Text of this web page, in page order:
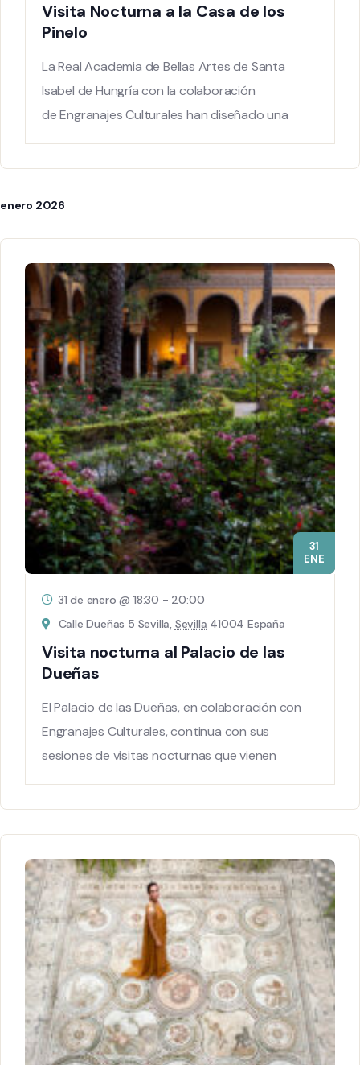
Visita Nocturna a la Casa de los
Pinelo
La Real Academia de Bellas Artes de Santa
Isabel de Hungría con la colaboración
de Engranajes Culturales han diseñado una
enero 2026
31
ENE
31 de enero @ 18:30 - 20:00
Calle Dueñas 5 Sevilla, Sevilla 41004 España
Visita nocturna al Palacio de las
Dueñas
El Palacio de las Dueñas, en colaboración con
Engranajes Culturales, continua con sus
sesiones de visitas nocturnas que vienen